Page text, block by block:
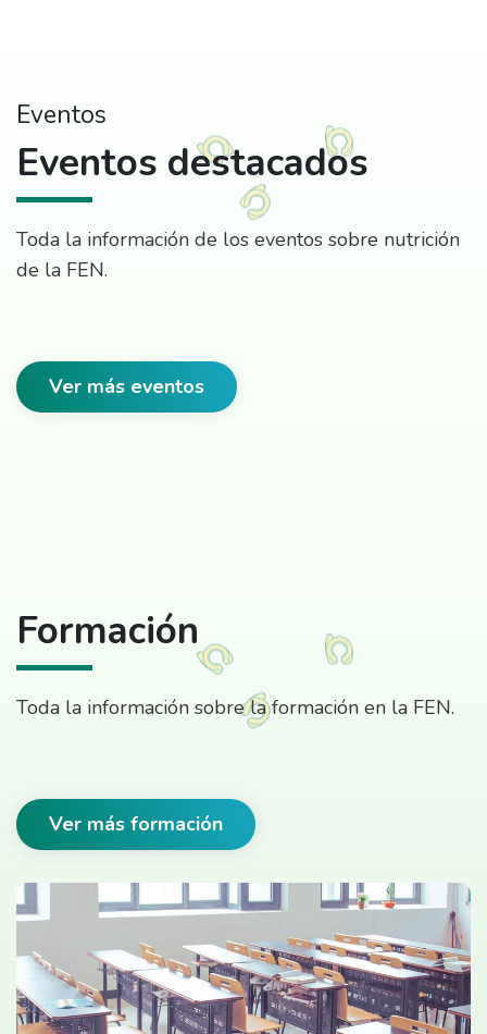
Eventos
Eventos destacados
Toda la información de los eventos sobre nutrición
de la FEN.
Ver más eventos
Formación
Toda la información sobre la formación en la FEN.
Ver más formación